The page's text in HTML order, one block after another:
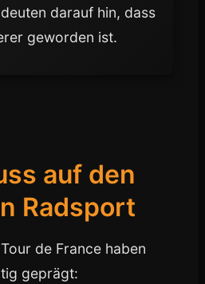
darauf hin, dass
geworden ist.
auf den
Radsport
de France haben
geprägt: